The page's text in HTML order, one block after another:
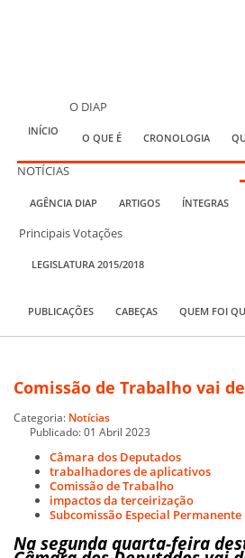
INÍCIO
O DIAP
O QUE É CRONOLOGIA
NOTÍCIAS
AGÊNCIA DIAP ARTIGOS ÍNTEGRAS
Principais Votações
LEGISLATURA 2015/2018
PUBLICAÇÕES CABEÇAS QUEM FOI
Comissão de Trabalho vai
Categoria: Notícias
Publicado: 01 Abril 2023
Câmara dos Deputados
trabalhadores de aplicativos
Comissão de Trabalho
impactos da terceirização
Subcomissão Especial Permanente
Na segunda quarta-feira